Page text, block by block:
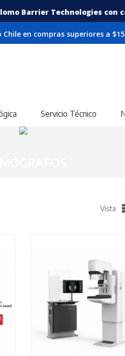
Barrier Technologies con
en compras superiores a
Servicio Técnico
Vista